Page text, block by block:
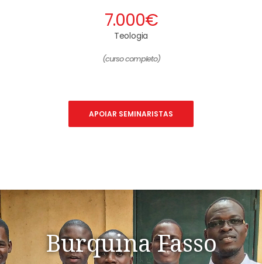
7.000€
Teologia
(curso completo)
APOIAR SEMINARISTAS
Burquina Fasso